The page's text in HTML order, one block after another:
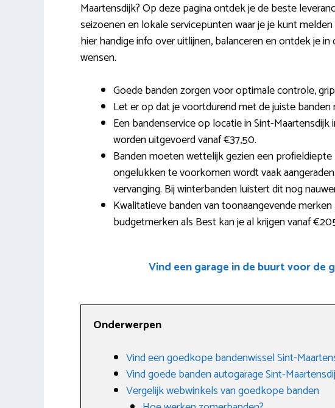
Maartensdijk? Op deze pagina ontdek je de beste
seizoenen en lokale servicepunten waar je je kunt
hier handige info over uitlijnen, balanceren en ontdek je
wensen.
Goede banden zorgen voor optimale controle,
Let er op dat je voortdurend met de juiste banden
Een bandenservice op locatie in Sint-
worden uitgevoerd vanaf €37,50.
Banden moeten wettelijk gezien een
ongelukken te voorkomen wordt vaak
vervanging. Bij winterbanden luistert dit nog
Kwalitatieve banden van toonaangevende
budgetmerken als Best kan je al krijgen vanaf
Vind een garage in de buurt voor de
Onderwerpen
Vind een goedkope bandenwissel Sint-
Vind goede banden autogarage Sint-
Vergelijk webwinkels van goedkope banden